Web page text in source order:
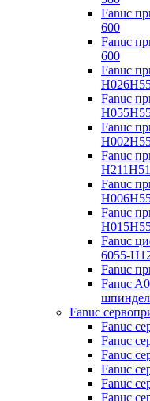
Fanuc
600
Fanuc
600
Fanuc
Fanuc
Fanuc
Fanuc
Fanuc
Fanuc
Fanuc
6055-
Fanuc
Fanuc
Fanuc
Fanuc
Fanuc
Fanuc
Fanuc
Fanuc
Fanuc